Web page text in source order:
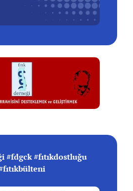
#fdgck #fıtıkdostluğu